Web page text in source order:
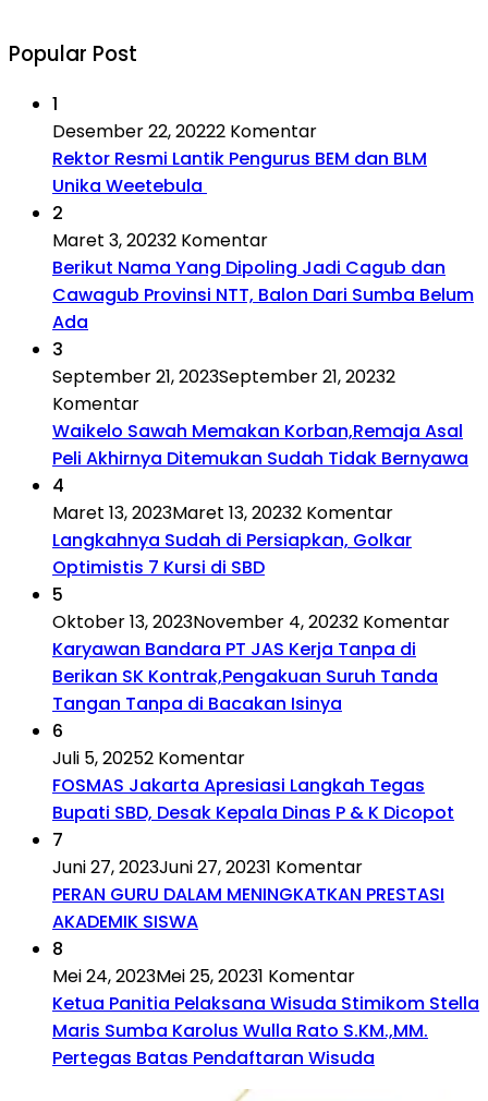
Popular Post
1
Desember 22, 20222 Komentar
Rektor Resmi Lantik Pengurus BEM dan BLM
Unika Weetebula
2
Maret 3, 20232 Komentar
Berikut Nama Yang Dipoling Jadi Cagub dan
Cawagub Provinsi NTT, Balon Dari Sumba Belum
Ada
3
September 21, 2023September 21, 20232
Komentar
Waikelo Sawah Memakan Korban,Remaja Asal
Peli Akhirnya Ditemukan Sudah Tidak Bernyawa
4
Maret 13, 2023Maret 13, 20232 Komentar
Langkahnya Sudah di Persiapkan, Golkar
Optimistis 7 Kursi di SBD
5
Oktober 13, 2023November 4, 20232 Komentar
Karyawan Bandara PT JAS Kerja Tanpa di
Berikan SK Kontrak,Pengakuan Suruh Tanda
Tangan Tanpa di Bacakan Isinya
6
Juli 5, 20252 Komentar
FOSMAS Jakarta Apresiasi Langkah Tegas
Bupati SBD, Desak Kepala Dinas P & K Dicopot
7
Juni 27, 2023Juni 27, 20231 Komentar
PERAN GURU DALAM MENINGKATKAN PRESTASI
AKADEMIK SISWA
8
Mei 24, 2023Mei 25, 20231 Komentar
Ketua Panitia Pelaksana Wisuda Stimikom Stella
Maris Sumba Karolus Wulla Rato S.KM.,MM.
Pertegas Batas Pendaftaran Wisuda